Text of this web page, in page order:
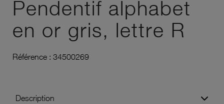
Pendentif alphabet
en or gris, lettre R
Référence : 34500269
Description